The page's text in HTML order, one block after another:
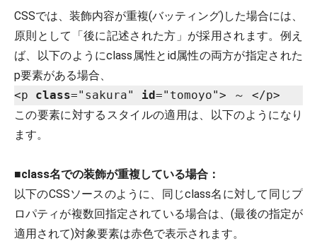
CSSでは、装飾内容が重複(バッティング)した場合には、
原則として「後に記述された方」が採用されます。例え
ば、以下のようにclass属性とid属性の両方が指定された
p要素がある場合、
<p class="sakura" id="tomoyo"> ～ </p>
この要素に対するスタイルの適用は、以下のようになり
ます。
■class名での装飾が重複している場合：
以下のCSSソースのように、同じclass名に対して同じプ
ロパティが複数回指定されている場合は、(最後の指定が
適用されて)対象要素は赤色で表示されます。